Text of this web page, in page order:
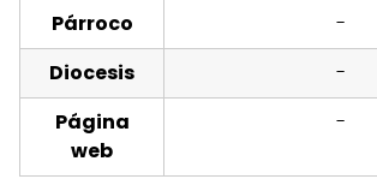
Párroco
-
Diocesis
-
Página
web
-